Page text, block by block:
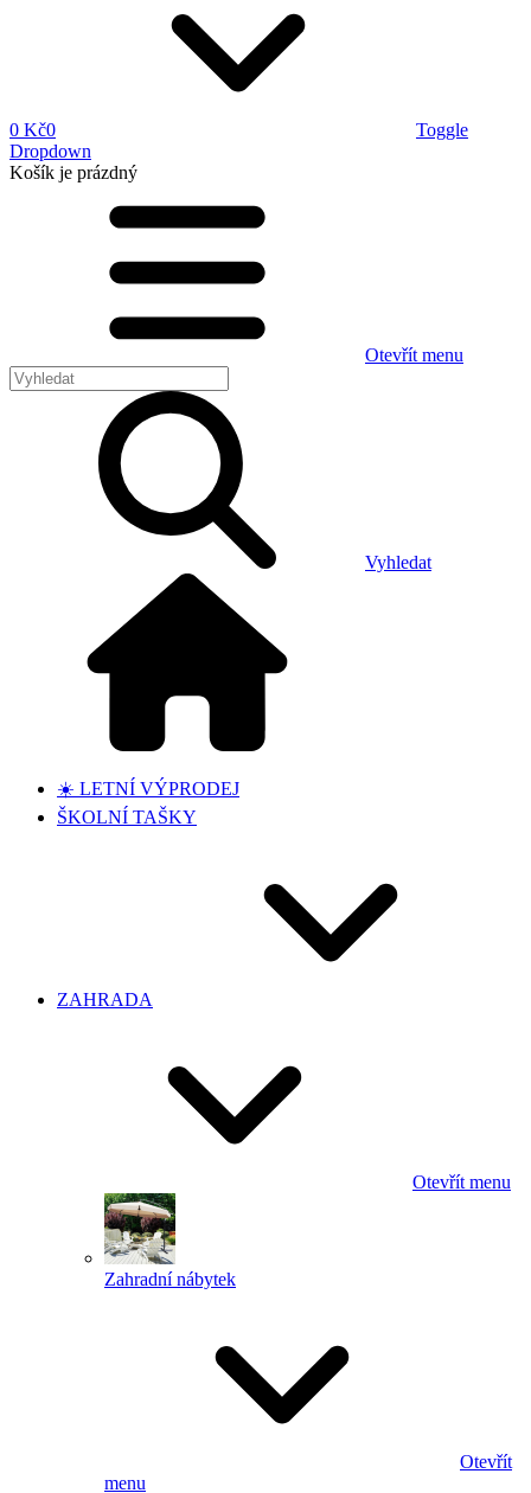
0 Kč0
Toggle
Dropdown
Košík je prázdný
Otevřít menu
Vyhledat
☀️ LETNÍ VÝPRODEJ
ŠKOLNÍ TAŠKY
ZAHRADA
Otevřít menu
Zahradní nábytek
Otevřít
menu